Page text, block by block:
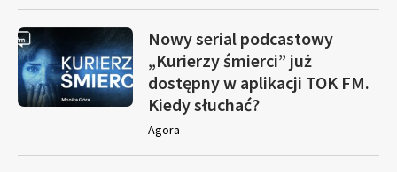
Nowy serial podcastowy
„Kurierzy śmierci” już
dostępny w aplikacji TOK FM.
Kiedy słuchać?
Agora